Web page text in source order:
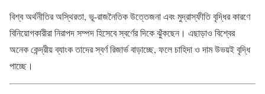
বিশ্ব অর্থনীতির অস্থিরতা, ভূ-রাজনৈতিক উত্তেজনা এবং মুদ্রাস্ফীতি বৃদ্ধির কারণে
বিনিয়োগকারীরা নিরাপদ সম্পদ হিসেবে স্বর্ণের দিকে ঝুঁকছেন। এছাড়াও বিশ্বের
অনেক কেন্দ্রীয় ব্যাংক তাদের স্বর্ণ রিজার্ভ বাড়াচ্ছে, ফলে চাহিদা ও দাম উভয়ই বৃদ্ধি
পাচ্ছে।